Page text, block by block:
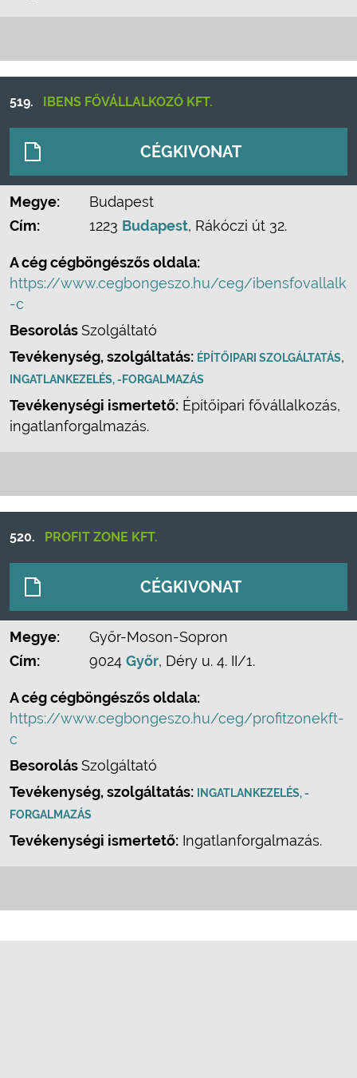
519. IBENS FŐVÁLLALKOZÓ KFT.
CÉGKIVONAT
Megye:
Budapest
Cím:
1223 Budapest, Rákóczi út 32.
A cég cégböngészős oldala:
https://www.cegbongeszo.hu/ceg/ibensfovallalk
-c
BesorolásSzolgáltató
Tevékenység, szolgáltatás: ÉPÍTŐIPARI SZOLGÁLTATÁS,
INGATLANKEZELÉS, -FORGALMAZÁS
Tevékenységi ismertető: Építőipari fővállalkozás,
ingatlanforgalmazás.
520. PROFIT ZONE KFT.
CÉGKIVONAT
Megye:
Győr-Moson-Sopron
Cím:
9024 Győr, Déry u. 4. II/1.
A cég cégböngészős oldala:
https://www.cegbongeszo.hu/ceg/profitzonekft-
c
BesorolásSzolgáltató
Tevékenység, szolgáltatás:
INGATLANKEZELÉS, -
FORGALMAZÁS
Tevékenységi ismertető: Ingatlanforgalmazás.